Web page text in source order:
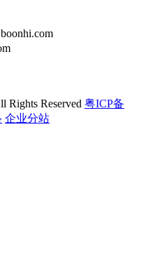
Reserved 粤ICP备
企业分站